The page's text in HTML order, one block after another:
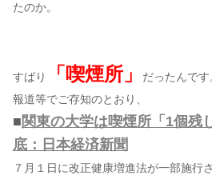
たのか。
すばり 「喫煙所」
だったんです
報道等でご存知のとおり、
■関東の大学は喫煙所「1個
底：日本経済新聞
７月１日に改正健康増進法が一部施行